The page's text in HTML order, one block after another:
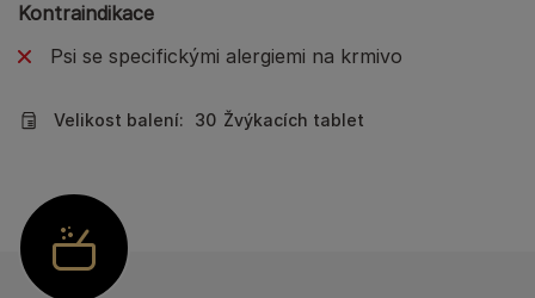
Kontraindikace
Psi se specifickými alergiemi na krmivo
Velikost balení: 30 Žvýkacích tablet